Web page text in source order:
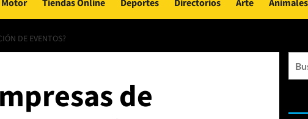
Motor Tiendas Online Deportes Directorios Arte Animales
DE EVENTOS?
de